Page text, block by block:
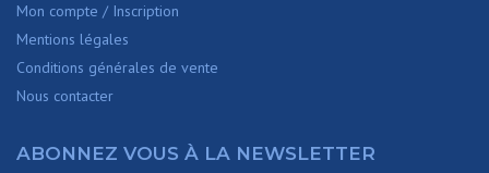
Mon compte / Inscription
Mentions légales
Conditions générales de vente
Nous contacter
ABONNEZ VOUS À LA NEWSLETTER